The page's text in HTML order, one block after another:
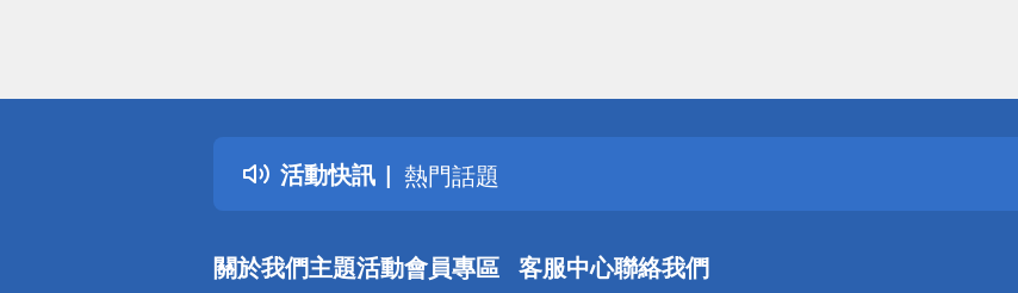
活動快訊
詐騙網頁！請小心！
得獎公告
熱門話題
銀行優惠
詐騙網頁！請小心！
關於我們主題活動會員專區 客服中心聯絡我們